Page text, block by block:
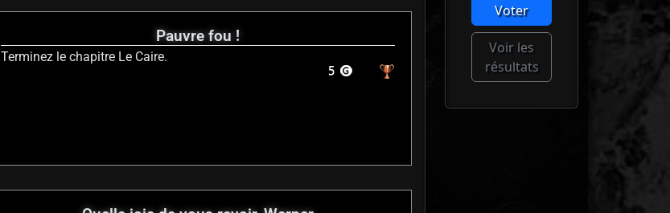
Pauvre fou !
Terminez le chapitre Le Caire.
Voter
Voir les
résultats